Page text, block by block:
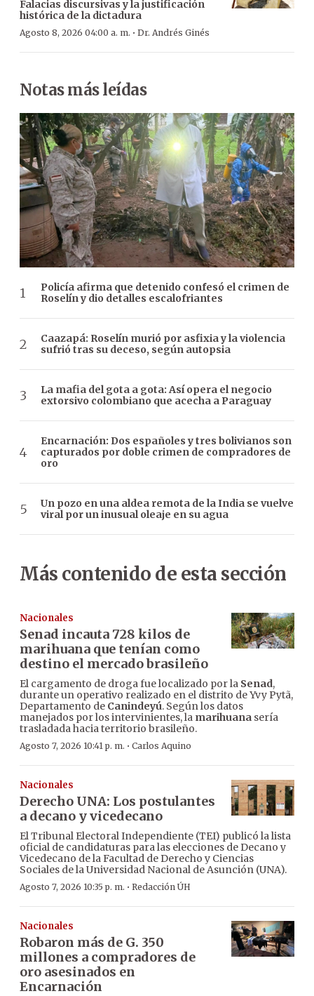
Falacias discursivas y la justificación
histórica de la dictadura
Agosto 8, 2026 04:00 a. m. · Dr. Andrés Ginés
Notas más leídas
Policía afirma que detenido confesó el crimen de
Roselín y dio detalles escalofriantes
Caazapá: Roselín murió por asfixia y la violencia
sufrió tras su deceso, según autopsia
La mafia del gota a gota: Así opera el negocio
extorsivo colombiano que acecha a Paraguay
Encarnación: Dos españoles y tres bolivianos son
capturados por doble crimen de compradores de
oro
Un pozo en una aldea remota de la India se vuelve
viral por un inusual oleaje en su agua
Más contenido de esta sección
Nacionales
Senad incauta 728 kilos de
marihuana que tenían como
destino el mercado brasileño
El cargamento de droga fue localizado por la Senad,
durante un operativo realizado en el distrito de Yvy Pytã,
Departamento de Canindeyú. Según los datos
manejados por los intervinientes, la marihuana sería
trasladada hacia territorio brasileño.
Agosto 7, 2026 10:41 p. m. · Carlos Aquino
Nacionales
Derecho UNA: Los postulantes
a decano y vicedecano
El Tribunal Electoral Independiente (TEI) publicó la lista
oficial de candidaturas para las elecciones de Decano y
Vicedecano de la Facultad de Derecho y Ciencias
Sociales de la Universidad Nacional de Asunción (UNA).
Agosto 7, 2026 10:35 p. m. · Redacción ÚH
Nacionales
Robaron más de G. 350
millones a compradores de
oro asesinados en
Encarnación